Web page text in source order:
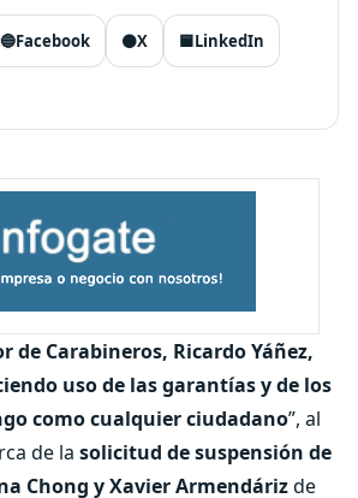
🔵Facebook ⚫X 🟦LinkedIn
de Carabineros, Ricardo Yáñez,
uso de las garantías y de los
como cualquier ciudadano”, al
de la solicitud de suspensión de
Chong y Xavier Armendárizde